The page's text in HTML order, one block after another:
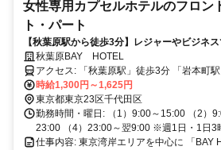
女性専用カプセルホテルのフロン
ト・パート
【秋葉原駅から徒歩3分】レジャーやビジネ
務！未経験スタートはもちろん、ブランクが
帯は高時給1625円！
秋葉原BAY HOTEL
アクセス: 「秋葉原駅」徒歩3分 「岩本町駅」徒歩6分 ＊転勤なし ＊
U・Iターン歓迎
時給1,300円～1,625円
東京都東京23区千代田区
勤務時間・曜日: （1）9:00～15:00 （2）
23:00 （4）23:00～翌9:00 ※週1日・1日3
仕事内容: 東京湾岸エリアを中心に 「BAY